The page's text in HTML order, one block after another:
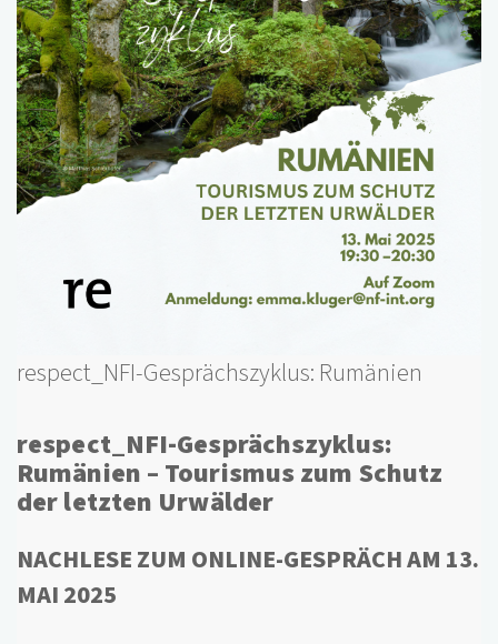
respect_NFI-Gesprächszyklus: Rumänien
respect_NFI-Gesprächszyklus:
Rumänien – Tourismus zum Schutz
der letzten Urwälder
NACHLESE ZUM ONLINE-GESPRÄCH AM 13.
MAI 2025